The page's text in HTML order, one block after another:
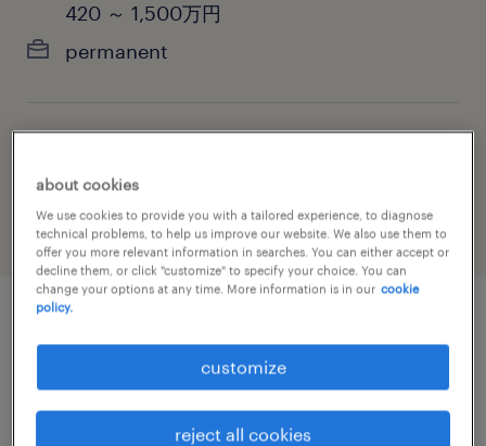
420 ～ 1,500万円
permanent
design
job details
社名
about cookies
We use cookies to provide you with a tailored experience, to diagnose
technical problems, to help us improve our website. We also use them to
offer you more relevant information in searches. You can either accept or
decline them, or click "customize" to specify your choice. You can
change your options at any time. More information is in our cookie
policy.
customize
reject all cookies